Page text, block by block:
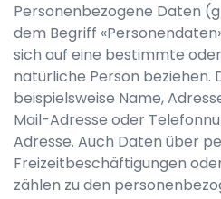
Personenbezogene Daten
dem Begriff
sich auf eine bestimmte
natürliche Person beziehen.
beispielsweise Name,
Mail-Adresse oder
Adresse. Auch Daten über
Freizeitbeschäftigungen
zählen zu den